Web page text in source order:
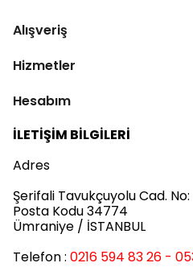
Alışveriş
Hizmetler
Hesabım
İLETİŞİM BİLGİLERİ
Adres
Şerifali Tavukçuyolu Cad.
Posta Kodu 34774
Ümraniye / İSTANBUL
Telefon : 0216 594 83 26 -